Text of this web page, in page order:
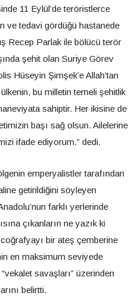
11 Eylül’de teröristlerce
ve tedavi gördüğü hastanede
Recep Parlak ile bölücü terör
şehit olan Suriye Görev
Hüseyin Şimşek’e Allah’tan
bu milletin temeli şehitlik
sahiptir. Her ikisine de
başı sağ olsun. Ailelerine
ifade ediyorum.” dedi.
emperyalistler tarafından
getirildiğini söyleyen
farklı yerlerinde
çıkanların ne yazık ki
bir ateş çemberine
en maksimum seviyede
savaşları” üzerinden
belirtti.